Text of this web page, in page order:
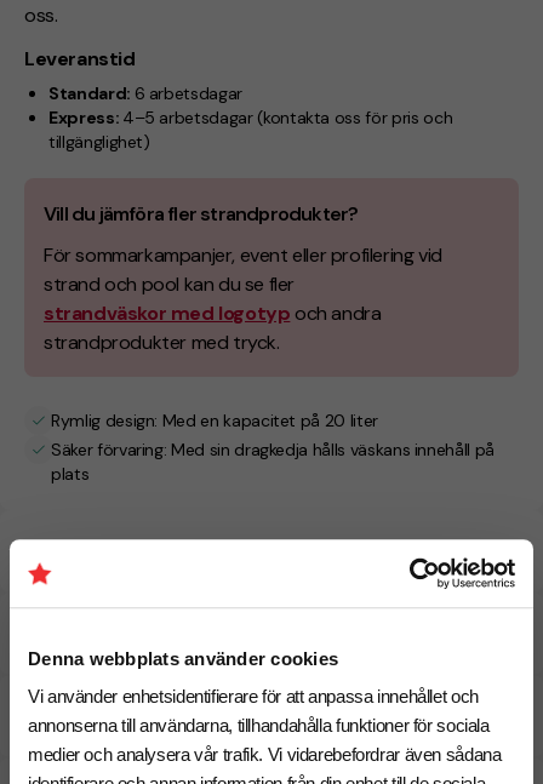
Denna webbplats använder cookies
Vi använder enhetsidentifierare för att anpassa innehållet och
annonserna till användarna, tillhandahålla funktioner för sociala
medier och analysera vår trafik. Vi vidarebefordrar även sådana
oss.
Leveranstid
Standard: 6 arbetsdagar
Express: 4–5 arbetsdagar (kontakta oss för pris och
tillgänglighet)
Vill du jämföra fler strandprodukter?
För sommarkampanjer, event eller profilering vid
strand och pool kan du se fler
strandväskor med logotyp och andra
strandprodukter med tryck.
Rymlig design: Med en kapacitet på 20 liter
Säker förvaring: Med sin dragkedja hålls väskans innehåll på
plats